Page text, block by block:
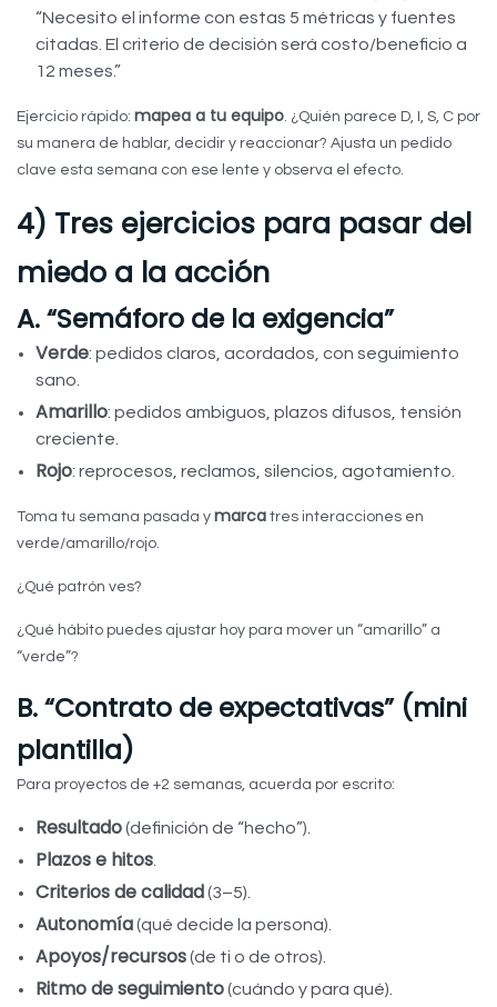
“Necesito el informe con estas 5 métricas y fuentes
citadas. El criterio de decisión será costo/beneficio a
12 meses.”
Ejercicio rápido: mapea a tu equipo. ¿Quién parece D, I, S, C por
su manera de hablar, decidir y reaccionar? Ajusta un pedido
clave esta semana con ese lente y observa el efecto.
4) Tres ejercicios para pasar del
miedo a la acción
A. “Semáforo de la exigencia”
Verde: pedidos claros, acordados, con seguimiento
sano.
Amarillo: pedidos ambiguos, plazos difusos, tensión
creciente.
Rojo: reprocesos, reclamos, silencios, agotamiento.
Toma tu semana pasada y marca tres interacciones en
verde/amarillo/rojo.
¿Qué patrón ves?
¿Qué hábito puedes ajustar hoy para mover un “amarillo” a
“verde”?
B. “Contrato de expectativas” (mini
plantilla)
Para proyectos de +2 semanas, acuerda por escrito:
Resultado(definición de “hecho”).
Plazos e hitos
Criterios de calidad(3–5).
Autonomía(qué decide la persona).
Apoyos/recursos(de ti o de otros).
Ritmo de seguimiento(cuándo y para qué).